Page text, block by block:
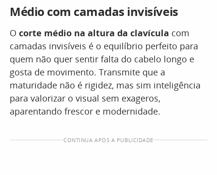
Médio com camadas invisíveis
O corte médio na altura da clavícula com
camadas invisíveis é o equilíbrio perfeito para
quem não quer sentir falta do cabelo longo e
gosta de movimento. Transmite que a
maturidade não é rigidez, mas sim inteligência
para valorizar o visual sem exageros,
aparentando frescor e modernidade.
CONTINUA APÓS A PUBLICIDADE